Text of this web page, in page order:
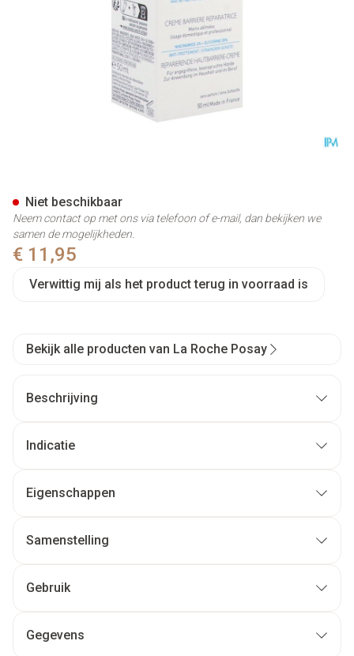
€ 11,95
Verwittig mij als het product terug in voorraad is
Niet beschikbaar
Neem contact op met ons via telefoon of e-mail, dan bekijken we
samen de mogelijkheden.
Bekijk alle producten van La Roche Posay
Beschrijving
Indicatie
Eigenschappen
Samenstelling
Gebruik
Gegevens